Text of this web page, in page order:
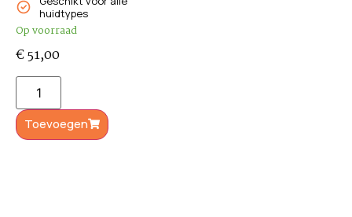
huidtypes
Op voorraad
€51,00
Toevoegen